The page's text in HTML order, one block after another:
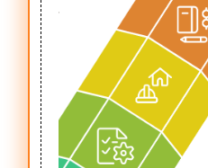
Transfer
Management